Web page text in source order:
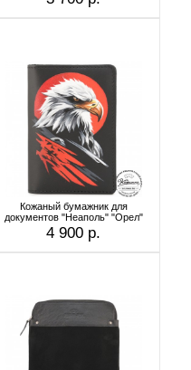
Кожаный бумажник для
документов "Неаполь" "Орел"
4 900 р.